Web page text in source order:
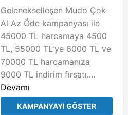
Gelenekselleşen Mudo Çok
Al Az Öde kampanyası ile
45000 TL harcamaya 4500
TL, 55000 TL'ye 6000 TL ve
70000 TL harcamanıza
9000 TL indirim fırsatı....
Devamı
KAMPANYAYI GÖSTER